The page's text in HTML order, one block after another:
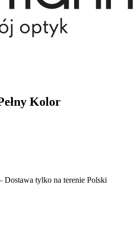
Kolor
Dostawa tylko na terenie Polski